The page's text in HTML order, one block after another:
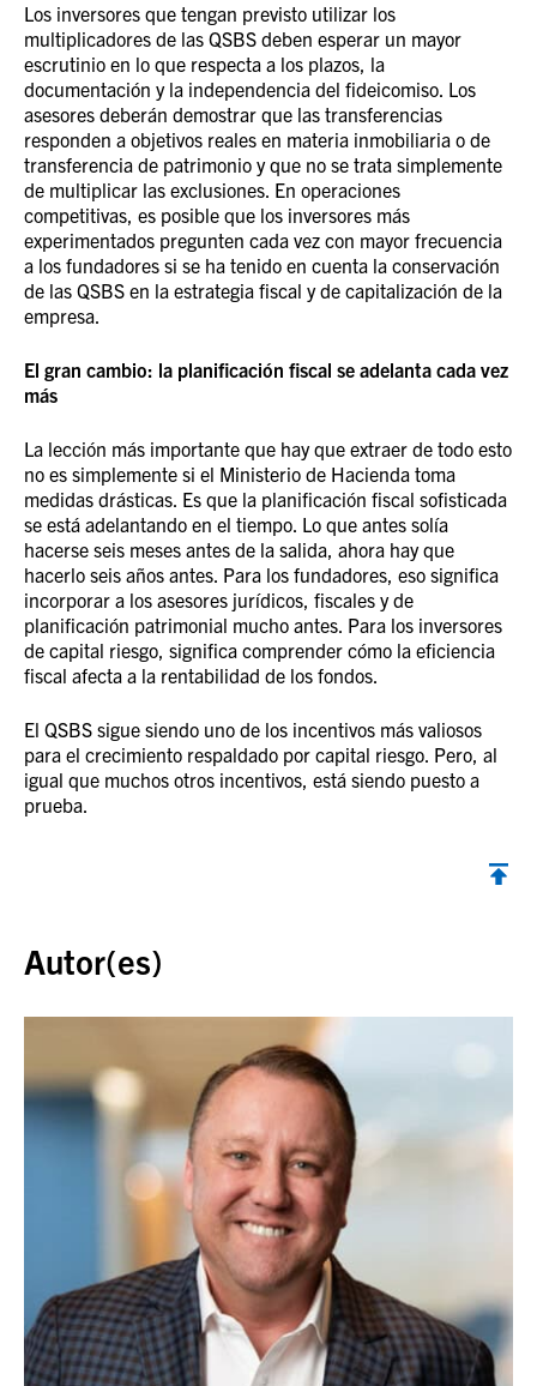
Los inversores que tengan previsto utilizar los
multiplicadores de las QSBS deben esperar un mayor
escrutinio en lo que respecta a los plazos, la
documentación y la independencia del fideicomiso. Los
asesores deberán demostrar que las transferencias
responden a objetivos reales en materia inmobiliaria o de
transferencia de patrimonio y que no se trata simplemente
de multiplicar las exclusiones. En operaciones
competitivas, es posible que los inversores más
experimentados pregunten cada vez con mayor frecuencia
a los fundadores si se ha tenido en cuenta la conservación
de las QSBS en la estrategia fiscal y de capitalización de la
empresa.
El gran cambio: la planificación fiscal se adelanta cada vez
más
La lección más importante que hay que extraer de todo esto
no es simplemente si el Ministerio de Hacienda toma
medidas drásticas. Es que la planificación fiscal sofisticada
se está adelantando en el tiempo. Lo que antes solía
hacerse seis meses antes de la salida, ahora hay que
hacerlo seis años antes. Para los fundadores, eso significa
incorporar a los asesores jurídicos, fiscales y de
planificación patrimonial mucho antes. Para los inversores
de capital riesgo, significa comprender cómo la eficiencia
fiscal afecta a la rentabilidad de los fondos.
El QSBS sigue siendo uno de los incentivos más valiosos
para el crecimiento respaldado por capital riesgo. Pero, al
igual que muchos otros incentivos, está siendo puesto a
prueba.
Autor(es)